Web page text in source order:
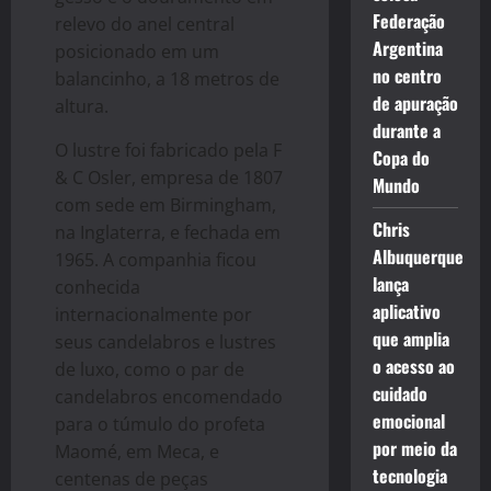
relevo do anel central
posicionado em um
balancinho, a 18 metros de
altura.
O lustre foi fabricado pela F
& C Osler, empresa de 1807
com sede em Birmingham,
na Inglaterra, e fechada em
1965. A companhia ficou
conhecida
internacionalmente por
seus candelabros e lustres
de luxo, como o par de
candelabros encomendado
para o túmulo do profeta
Maomé, em Meca, e
centenas de peças
Federação
Argentina
no centro
de apuração
durante a
Copa do
Mundo
Chris
Albuquerque
lança
aplicativo
que amplia
o acesso ao
cuidado
emocional
por meio da
tecnologia